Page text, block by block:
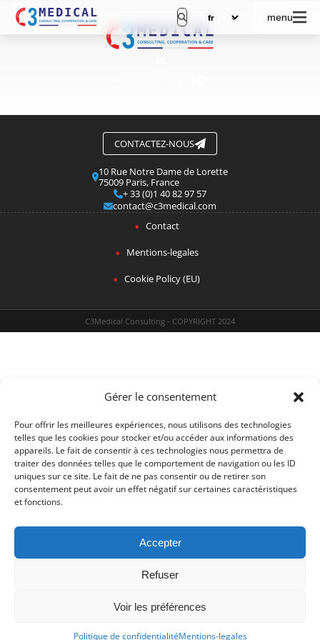
Gérer le consentement
Pour offrir les meilleures expériences, nous utilisons des technologies
telles que les cookies pour stocker et/ou accéder aux informations des
appareils. Le fait de consentir à ces technologies nous permettra de
traiter des données telles que le comportement de navigation ou les ID
uniques sur ce site. Le fait de ne pas consentir ou de retirer son
consentement peut avoir un effet négatif sur certaines caractéristiques
et fonctions.
Accepter
Refuser
Voir les préférences
Politique de confidentialitéMentions-legales
menu
CONTACTEZ-NOUS
10 Rue Notre Dame de Lorette
75009 Paris, France
+ 33 (0)1 40 82 97 57
contact@c3medical.com
Contact
Mentions-legales
Cookie Policy (EU)
C3Medical Consulting - COPYRIGHT 2024